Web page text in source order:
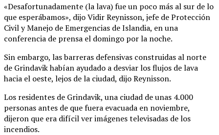
«Desafortunadamente (la lava) fue un poco más al sur de lo
que esperábamos», dijo Vidir Reynisson, jefe de Protección
Civil y Manejo de Emergencias de Islandia, en una
conferencia de prensa el domingo por la noche.
Sin embargo, las barreras defensivas construidas al norte
de Grindavik habían ayudado a desviar los flujos de lava
hacia el oeste, lejos de la ciudad, dijo Reynisson.
Los residentes de Grindavik, una ciudad de unas 4.000
personas antes de que fuera evacuada en noviembre,
dijeron que era difícil ver imágenes televisadas de los
incendios.